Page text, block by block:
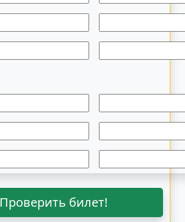
Проверить билет!